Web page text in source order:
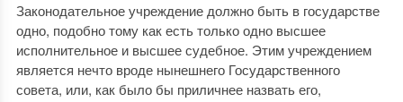
Законодательное учреждение должно быть в государстве
одно, подобно тому как есть только одно высшее
исполнительное и высшее судебное. Этим учреждением
является нечто вроде нынешнего Государственного
совета, или, как было бы приличнее назвать его,